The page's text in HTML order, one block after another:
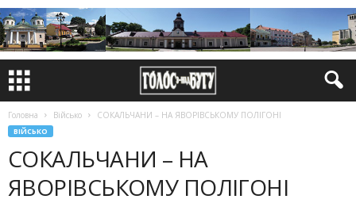
Головна Військо СОКАЛЬЧАНИ – НА ЯВОРІВСЬКОМУ ПОЛІГОНІ
ВІЙСЬКО
СОКАЛЬЧАНИ – НА
ЯВОРІВСЬКОМУ ПОЛІГОНІ